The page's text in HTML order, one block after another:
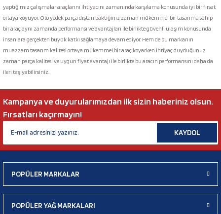
yaptığımız çalışmalar araçlarını ihtiyacını zamanında karşılama konusunda iyi bir fırsat
ortaya koyuyor. Oto yedek parça dıştan baktığınız zaman mükemmel bir tasarıma sahip
bir araç aynı zamanda performansı ve avantajları ile birlikte güvenli ulaşım konusunda
insanlara gerçekten büyük katkı sağlamaya devam ediyor. Hem de bu markanın
muazzam tasarım kalitesi ortaya mükemmel bir araç koyarken ihtiyaç duyduğunuz
zaman parça kalitesi ve uygun fiyat avantajı ile birlikte bu aracın performansını daha da
ileri taşıyabilirsiniz.
Kampanya ve duyurularımızdan ilk sizin haberiniz olsun.
Fırsatları kaçırmayın!
KAYDOL
POPÜLER MARKALAR
POPÜLER YAĞ MARKALARI